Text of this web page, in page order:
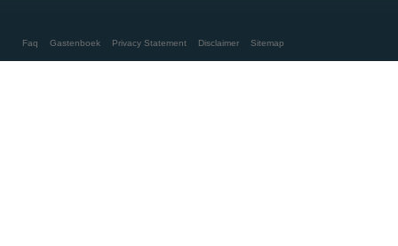
Faq Gastenboek Privacy Statement Disclaimer Sitemap